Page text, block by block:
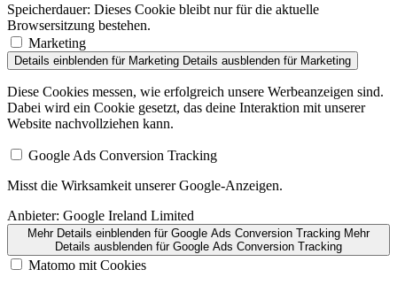
Speicherdauer: Dieses Cookie bleibt nur für die aktuelle
Browsersitzung bestehen.
Marketing
Details einblenden für Marketing Details ausblenden für Marketing
Diese Cookies messen, wie erfolgreich unsere Werbeanzeigen sind.
Dabei wird ein Cookie gesetzt, das deine Interaktion mit unserer
Website nachvollziehen kann.
Google Ads Conversion Tracking
Misst die Wirksamkeit unserer Google-Anzeigen.
Anbieter: Google Ireland Limited
Mehr Details einblenden für Google Ads Conversion Tracking Mehr
Details ausblenden für Google Ads Conversion Tracking
Matomo mit Cookies